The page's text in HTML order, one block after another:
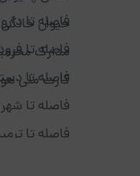
فاصله تا
فاصله تا فرودگاه
فاصله تا
فاصله تا شهر
فاصله تا
حیوان
مدارک
کارت ملی